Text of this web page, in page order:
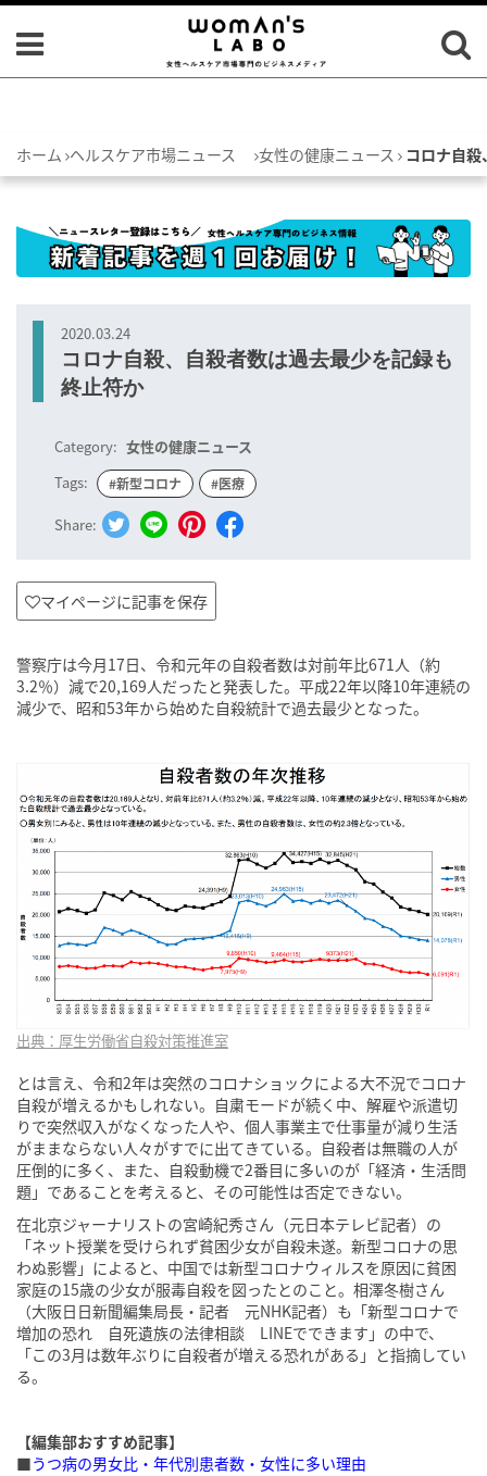
ホーム ヘルスケア市場ニュース 女性の健康ニュース コロナ自
2020.03.24
コロナ自殺、自殺者数は過去最少を記録も
終止符か
Category: 女性の健康ニュース
Tags:
#新型コロナ #医療
Share:
マイページに記事を保存
警察庁は今月17日、令和元年の自殺者数は対前年比671人（約
3.2％）減で20,169人だったと発表した。平成22年以降10年連続の
減少で、昭和53年から始めた自殺統計で過去最少となった。
出典：厚生労働省自殺対策推進室
とは言え、令和2年は突然のコロナショックによる大不況でコロナ
自殺が増えるかもしれない。自粛モードが続く中、解雇や派遣切
りで突然収入がなくなった人や、個人事業主で仕事量が減り生活
がままならない人々がすでに出てきている。自殺者は無職の人が
圧倒的に多く、また、自殺動機で2番目に多いのが「経済・生活問
題」であることを考えると、その可能性は否定できない。
在北京ジャーナリストの宮崎紀秀さん（元日本テレビ記者）の
「ネット授業を受けられず貧困少女が自殺未遂。新型コロナの思
わぬ影響」によると、中国では新型コロナウィルスを原因に貧困
家庭の15歳の少女が服毒自殺を図ったとのこと。相澤冬樹さん
（大阪日日新聞編集局長・記者 元NHK記者）も「新型コロナで
増加の恐れ 自死遺族の法律相談 LINEでできます」の中で、
「この3月は数年ぶりに自殺者が増える恐れがある」と指摘してい
る。
【編集部おすすめ記事】
■うつ病の男女比・年代別患者数・女性に多い理由